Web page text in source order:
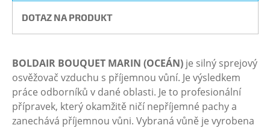
DOTAZ NA PRODUKT
BOLDAIR BOUQUET MARIN (OCEÁN) je silný sprejový
osvěžovač vzduchu s příjemnou vůní. Je výsledkem
práce odborníků v dané oblasti. Je to profesionální
přípravek, který okamžitě ničí nepříjemné pachy a
zanechává příjemnou vůni. Vybraná vůně je vyrobena